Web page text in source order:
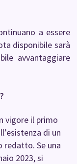
a essere
disponibile sarà
avvantaggiare
vigore il primo
di un
Se una
2023, si